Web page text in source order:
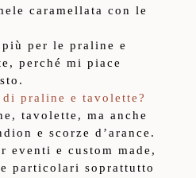
caramellata con le
per le praline e
perché mi piace
praline e tavolette?
tavolette, ma anche
e scorze d’arance.
eventi e custom made,
particolari soprattutto